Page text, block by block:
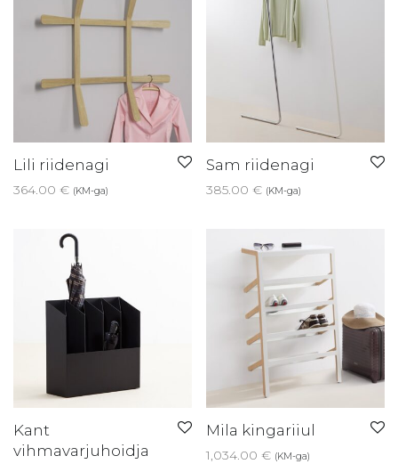
Lili riidenagi
364.00 € (KM-ga)
Sam riidenagi
385.00 € (KM-ga)
Kant
vihmavarjuhoidja
Mila kingariiul
1,034.00 € (KM-ga)